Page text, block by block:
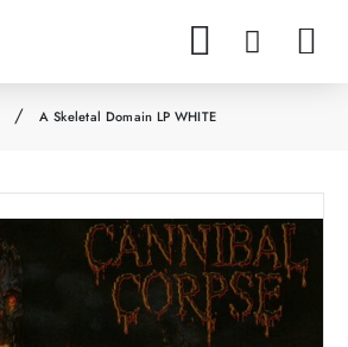
A Skeletal Domain LP WHITE